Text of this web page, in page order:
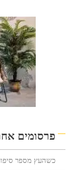
פרסומים
כשהעץ מספר